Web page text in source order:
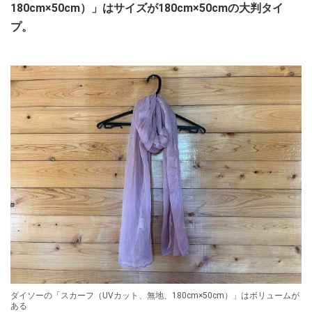
180cm×50cm）」はサイズが180cm×50cmの大判タイ
プ。
ダイソーの「スカーフ（UVカット、無地、180cm×50cm）」はボリュームが
ある